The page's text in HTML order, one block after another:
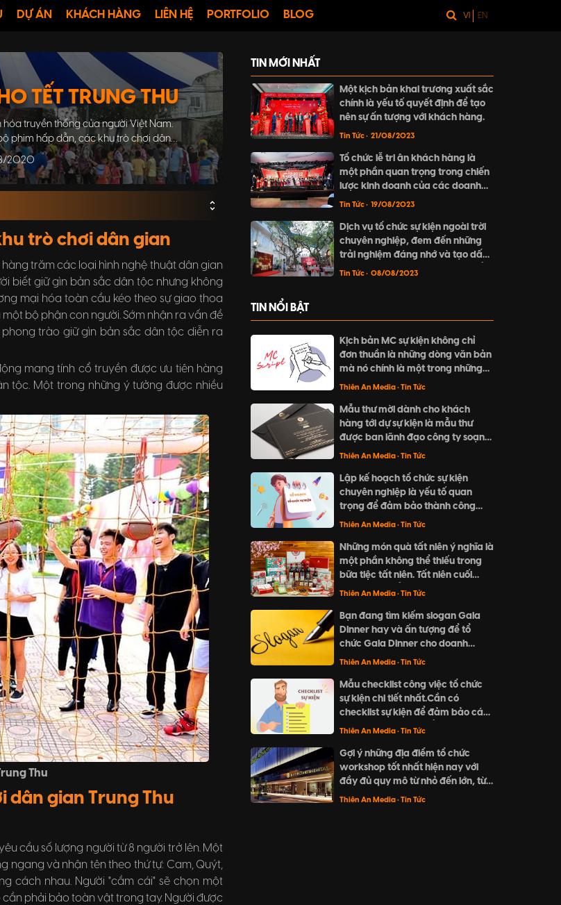
DỰ ÁN KHÁCH HÀNG LIÊN HỆ PORTFOLIO BLOG VI EN
TẾT TRUNG THU
truyền thống của người Việt Nam.
phim hấp dẫn, các khu trò chơi dân
đêm trăng rằm.
2020
trò chơi dân gian
trăm các loại hình nghệ thuật dân gian
biết giữ gìn bản sắc dân tộc nhưng không
mại hóa toàn cầu kéo theo sự giao thoa
bộ phận con người. Sớm nhận ra vấn đề
trào giữ gìn bản sắc dân tộc diễn ra
mang tính cổ truyền được ưu tiên hàng
tộc. Một trong những ý tưởng được nhiều
Thu
dân gian Trung Thu
cầu số lượng người từ 8 người trở lên. Một
ngang và nhận tên theo thứ tự: Cam, Quýt,
cách nhau. Người "cầm cái" sẽ chọn một
phải bảo toàn vật trong tay. Người được
TIN MỚI NHẤT
Một kịch bản khai trương xuất sắc
chính là yếu tố quyết định để tạo
nên sự ấn tượng với khách hàng.
Tin Tức• 21/08/2023
Tổ chức lễ tri ân khách hàng là
một phần quan trọng trong chiến
lược kinh doanh của các doanh
nghiệp nhằm củng cố vị thế của
Tin Tức• 19/08/2023
Dịch vụ tổ chức sự kiện ngoài trời
chuyên nghiệp, đem đến những
trải nghiệm đáng nhớ và tạo dấu
ấn riêng. Hãy khám phá cách tổ
Tin Tức• 08/08/2023
TIN NỔI BẬT
Kịch bản MC sự kiện không chỉ
đơn thuần là những dòng văn bản
mà nó chính là một trong những
yếu tố làm nên sự thành công cho
Thiên An Media• Tin Tức
Mẫu thư mời dành cho khách
hàng tới dự sự kiện là mẫu thư
được ban lãnh đạo công ty soạn
thảo, gửi tới khách hàng nhằm
đưa ra lời mời tham dự sự kiện.
Thiên An Media• Tin Tức
Lập kế hoạch tổ chức sự kiện
chuyên nghiệp là yếu tố quan
trọng để đảm bảo thành công
cho một sự kiện. Từ việc xác định
ngân sách, đến lựa chọn địa điểm
và thiết kế trang trí, tất cả đều
cần được tính toán và chuẩn bị kỹ
càng.
Thiên An Media• Tin Tức
Những món quà tất niên ý nghĩa là
một phần không thể thiếu trong
bữa tiệc tất niên. Tất niên cuối
năm là dịp để đoàn viên sum vầy
Hãy cùng khám phá những gợi ý
về món quà đặc biệt và ý nghĩa
cho người thân và đối tác trong
dịp cuối năm này.
Thiên An Media• Tin Tức
Bạn đang tìm kiếm slogan Gala
Dinner hay và ấn tượng để tổ
chức Gala Dinner cho doanh
nghiệp? Khám phá ngay "Top 20
tượng nhất" của Thiên An Media
với những ý tưởng sáng tạo, ngắn
gọn và dễ nhớ.
Thiên An Media• Tin Tức
Mẫu checklist công việc tổ chức
sự kiện chi tiết nhất.Cần có
checklist sự kiện để đảm bảo các
đầu mục đã được kiểm tra cũng
nào.
Thiên An Media• Tin Tức
Gợi ý những địa điểm tổ chức
workshop tốt nhất hiện nay với
đầy đủ quy mô từ nhỏ đến lớn, từ
không gian ngoài trời cho đến
Thiên An Media• Tin Tức